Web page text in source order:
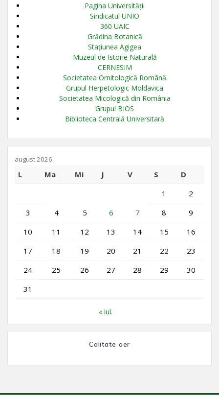
Pagina Universității
Sindicatul UNIO
360 UAIC
Grădina Botanică
Stațiunea Agigea
Muzeul de Istorie Naturală
CERNESIM
Societatea Ornitologică Română
Grupul Herpetologic Moldavica
Societatea Micologică din România
Grupul BIOS
Biblioteca Centrală Universitară
august 2026
L Ma Mi J V S
D
1
2
3
4 5 6 7 8
9
10
11 12 13 14 15
16
17
18 19 20 21 22
23
24
25 26 27 28 29
30
31
« iul.
Calitate aer